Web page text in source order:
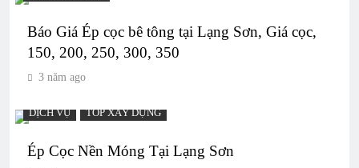
Báo Giá Ép cọc bê tông tại Lạng Sơn, Giá cọc,
150, 200, 250, 300, 350
3 năm ago
DỊCH VỤ TOP XÂY DỰNG
Ép Cọc Nền Móng Tại Lạng Sơn